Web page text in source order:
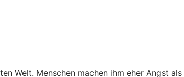
Welt. Menschen machen ihm eher Angst als